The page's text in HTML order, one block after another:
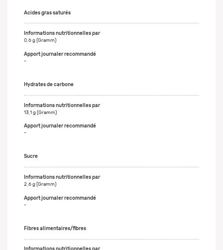
Acides gras saturés
0,6 g (Gramm)
-
Hydrates de carbone
13,1 g (Gramm)
-
Sucre
2,6 g (Gramm)
-
Fibres alimentaires/fibres